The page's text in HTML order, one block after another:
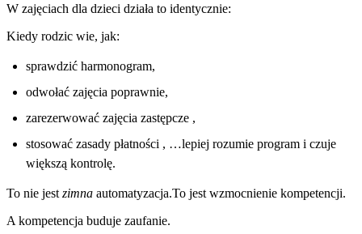
W zajęciach dla dzieci działa to identycznie:
Kiedy rodzic wie, jak:
sprawdzić harmonogram,
odwołać zajęcia poprawnie,
zarezerwować zajęcia zastępcze ,
stosować zasady płatności , …lepiej rozumie program i czuje
większą kontrolę.
To nie jest zimna automatyzacja.To jest wzmocnienie kompetencji.
A kompetencja buduje zaufanie.